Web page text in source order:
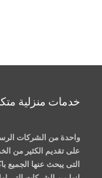
خدمات منزلية
واحدة من الشركات
على تقديم الكثير من
التى يبحث عنها الجميع